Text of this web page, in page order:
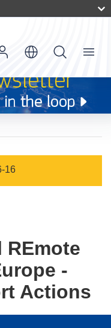
Menu
16
REmote
-
Actions